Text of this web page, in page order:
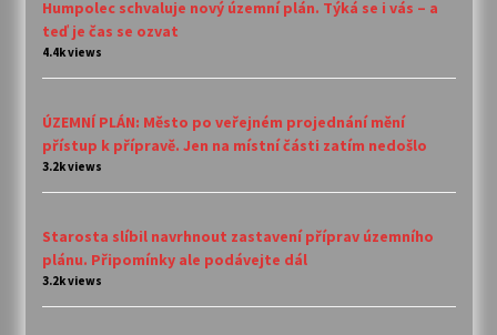
Humpolec schvaluje nový územní plán. Týká se i vás – a
teď je čas se ozvat
4.4k views
ÚZEMNÍ PLÁN: Město po veřejném projednání mění
přístup k přípravě. Jen na místní části zatím nedošlo
3.2k views
Starosta slíbil navrhnout zastavení příprav územního
plánu. Připomínky ale podávejte dál
3.2k views